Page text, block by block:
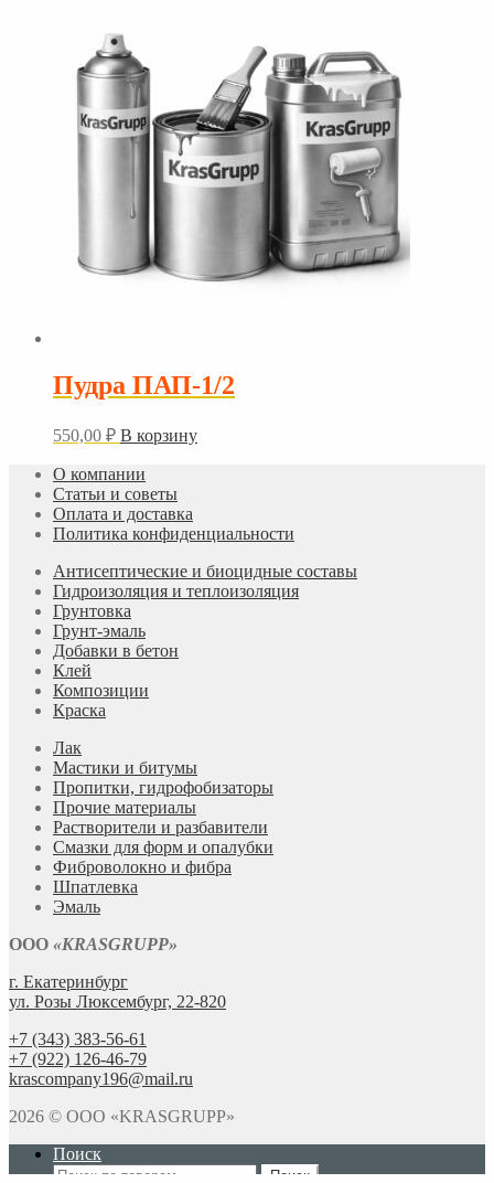
Пудра ПАП-1/2
550,00 ₽ В корзину
О компании
Статьи и советы
Оплата и доставка
Политика конфиденциальности
Антисептические и биоцидные составы
Гидроизоляция и теплоизоляция
Грунтовка
Грунт-эмаль
Добавки в бетон
Клей
Композиции
Краска
Лак
Мастики и битумы
Пропитки, гидрофобизаторы
Прочие материалы
Растворители и разбавители
Смазки для форм и опалубки
Фиброволокно и фибра
Шпатлевка
Эмаль
ООО «KRASGRUPP»
г. Екатеринбург
ул. Розы Люксембург, 22-820
+7 (343) 383-56-61
+7 (922) 126-46-79
krascompany196@mail.ru
2026 © ООО «KRASGRUPP»
Поиск
Искать:
Поиск